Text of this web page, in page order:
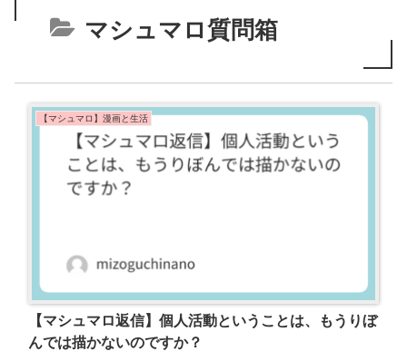
マシュマロ質問箱
【マシュマロ】漫画と生活
【マシュマロ返信】個人活動ということは、もうりぼ
んでは描かないのですか？